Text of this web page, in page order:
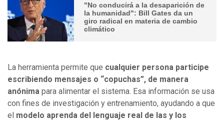
"No conducirá a la desaparición de
la humanidad": Bill Gates da un
giro radical en materia de cambio
climático
La herramienta permite que cualquier persona participe
escribiendo mensajes o “copuchas”, de manera
anónima para alimentar el sistema. Esa información se usa
con fines de investigación y entrenamiento, ayudando a que
el modelo aprenda del lenguaje real de las y los